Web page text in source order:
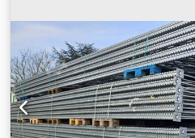
raklaphelyet jelent. Anyag &
felület tartós korrózióvédelmet
rácsszerkezet (átlós és
egyes elemek egyszerű
targoncával történő ütközés
hegesztett keretekkel. Profil: A
tipikus a közepesen nehéz és